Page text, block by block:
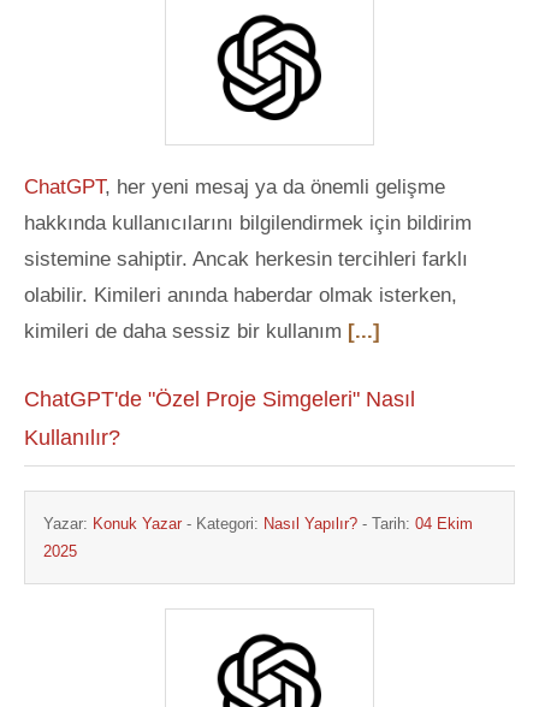
ChatGPT, her yeni mesaj ya da önemli gelişme
hakkında kullanıcılarını bilgilendirmek için bildirim
sistemine sahiptir. Ancak herkesin tercihleri farklı
olabilir. Kimileri anında haberdar olmak isterken,
kimileri de daha sessiz bir kullanım [...]
ChatGPT'de "Özel Proje Simgeleri" Nasıl
Kullanılır?
Yazar: Konuk Yazar - Kategori: Nasıl Yapılır? - Tarih: 04 Ekim
2025